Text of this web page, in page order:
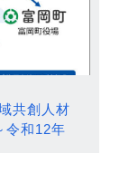
共創人材
令和12年